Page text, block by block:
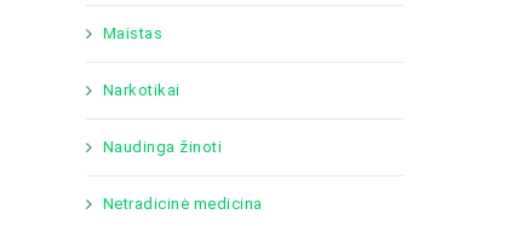
Maistas
Narkotikai
Naudinga žinoti
Netradicinė medicina